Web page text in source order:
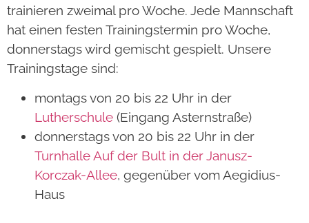
trainieren zweimal pro Woche. Jede Mannschaft
hat einen festen Trainingstermin pro Woche,
donnerstags wird gemischt gespielt. Unsere
Trainingstage sind:
montags von 20 bis 22 Uhr in der
Lutherschule (Eingang Asternstraße)
donnerstags von 20 bis 22 Uhr in der
Turnhalle Auf der Bult in der Janusz-
Korczak-Allee, gegenüber vom Aegidius-
Haus